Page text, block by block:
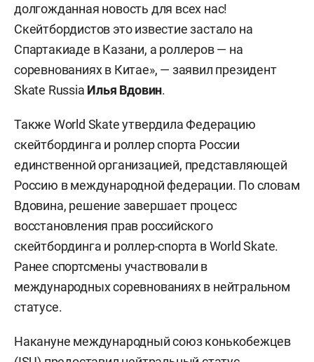
долгожданная новость для всех нас!
Скейтбордистов это известие застало на
Спартакиаде в Казани, а роллеров — на
соревнованиях в Китае», — заявил президент
Skate Russia Илья Вдовин.
Также World Skate утвердила Федерацию
скейтбординга и роллер спорта России
единственной организацией, представляющей
Россию в международной федерации. По словам
Вдовина, решение завершает процесс
восстановления прав российского
скейтбординга и роллер-спорта в World Skate.
Ранее спортсмены участвовали в
международных соревнованиях в нейтральном
статусе.
Накануне международный союз конькобежцев